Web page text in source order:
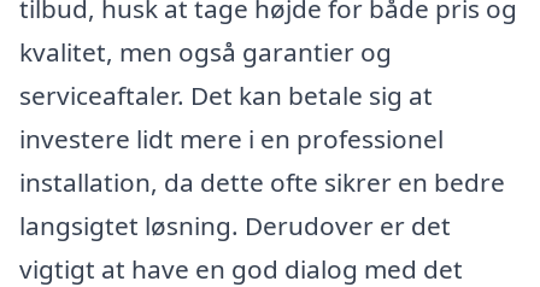
tilbud, husk at tage højde for både pris og
kvalitet, men også garantier og
serviceaftaler. Det kan betale sig at
investere lidt mere i en professionel
installation, da dette ofte sikrer en bedre
langsigtet løsning. Derudover er det
vigtigt at have en god dialog med det